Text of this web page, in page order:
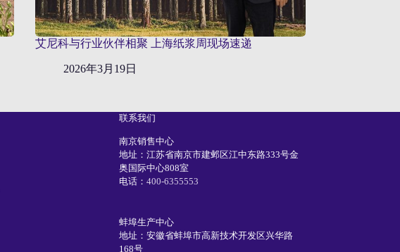
艾尼科与行业伙伴相聚 上海纸浆周现场速递
2026年3月19日
联系我们
南京销售中心
地址：江苏省南京市建邺区江中东路333号金
奥国际中心808室
电话： 400-6355553
蚌埠生产中心
地址：安徽省蚌埠市高新技术开发区兴华路
168号